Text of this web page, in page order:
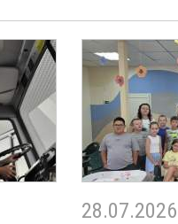
28.07.2026